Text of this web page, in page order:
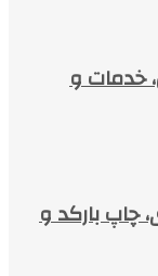
خدمات و
چاپ بارکد و